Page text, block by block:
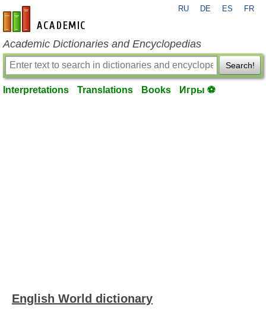
en-academic.com
RU DE ES FR
Academic Dictionaries and Encyclopedias
Search!
Interpretations Translations Books Игры ⚽
English World dictionary